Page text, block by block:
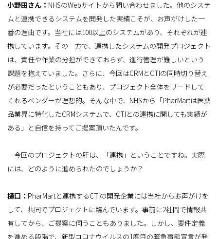
小野田さん： NHSのWebサイトから問い合わせました。他のシステ
ムと連携できるシステムを開発した実績こそが、お声がけした一
番の理由です。当社には100以上のシステムがあり、それぞれが連
携しています。その一方で、連携したシステムの開発プロジェクト
は、責任や作業の分担ができておらず、進行管理が難しいという
課題を抱えていました。さらに、今回はCRMとCTIの同時切り替え
が必要だったということもあり、プロジェクト全体をリードして
くれるベンダーが理想的。そんな中で、NHSから「PharMartは医薬
品業界に特化したCRMシステムで、CTIとの連携に関しても実績が
ある」と自信を持ってご提案頂いたんです。
―今回のプロジェクトの肝は、「連携」ということですね。実際
には、どのように進められたのでしょうか？
樋口： PharMartと連携するCTIの開発企業には当社からお声がけを
して、共同でプロジェクトに臨んでいます。事前に2社間で情報共
有してから、ご提案に伺うこともありました。しかし、要件定義
を進める段階で、新型コロナウイルスの1度目の緊急事態宣言が発